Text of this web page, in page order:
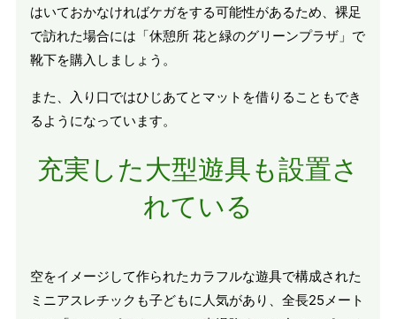
はいておかなければケガをする可能性があるため、裸足
で訪れた場合には「休憩所 花と緑のグリーンプラザ」で
靴下を購入しましょう。
また、入り口ではひじあてとマットを借りることもでき
るようになっています。
充実した大型遊具も設置さ
れている
空をイメージして作られたカラフルな遊具で構成された
ミニアスレチックも子どもに人気があり、全長25メート